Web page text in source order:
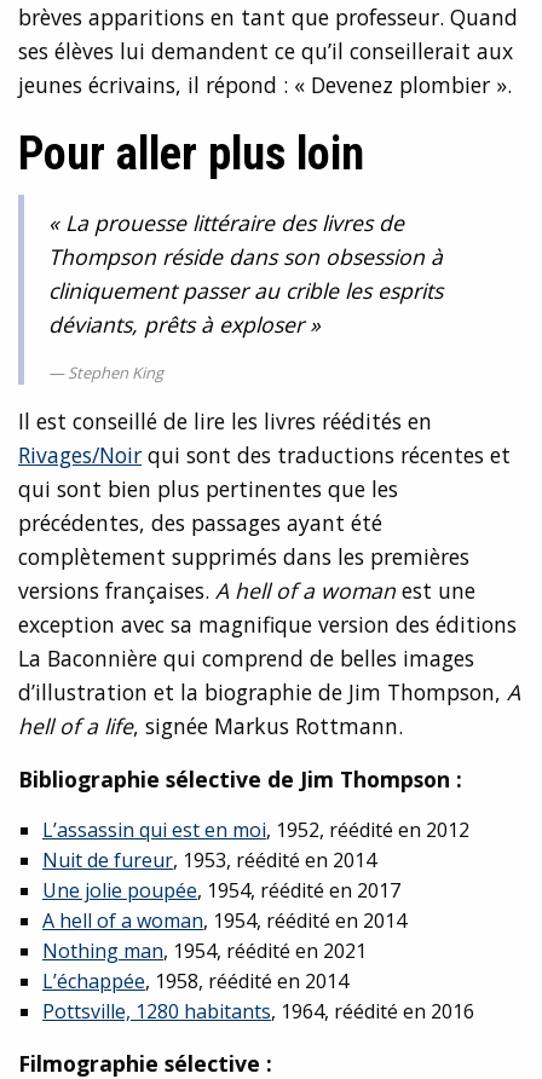
brèves apparitions en tant que professeur. Quand
ses élèves lui demandent ce qu’il conseillerait aux
jeunes écrivains, il répond : « Devenez plombier ».
Pour aller plus loin
« La prouesse littéraire des livres de
Thompson réside dans son obsession à
cliniquement passer au crible les esprits
déviants, prêts à exploser »
Stephen King
Il est conseillé de lire les livres réédités en
Rivages/Noir qui sont des traductions récentes et
qui sont bien plus pertinentes que les
précédentes, des passages ayant été
complètement supprimés dans les premières
versions françaises. A hell of a woman est une
exception avec sa magnifique version des éditions
La Baconnière qui comprend de belles images
d’illustration et la biographie de Jim Thompson, A
hell of a life, signée Markus Rottmann.
Bibliographie sélective de Jim Thompson :
L’assassin qui est en moi, 1952, réédité en 2012
Nuit de fureur, 1953, réédité en 2014
Une jolie poupée, 1954, réédité en 2017
A hell of a woman, 1954, réédité en 2014
Nothing man, 1954, réédité en 2021
L’échappée, 1958, réédité en 2014
Pottsville, 1280 habitants, 1964, réédité en 2016
Filmographie sélective :